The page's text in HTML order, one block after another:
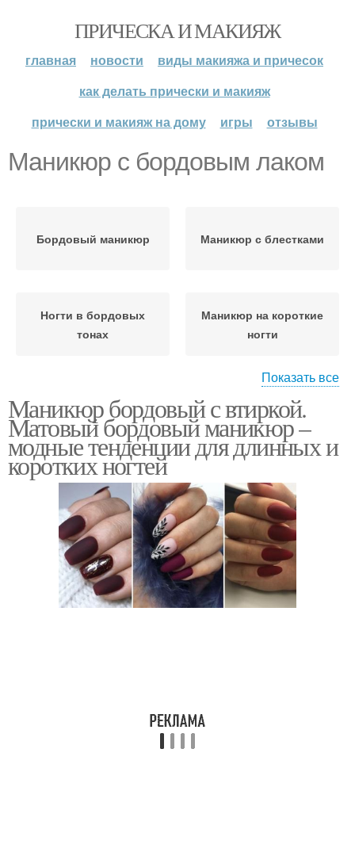
ПРИЧЕСКА И МАКИЯЖ
главная новости
виды макияжа и причесок
как делать прически и макияж
прически и макияж на дому
игры отзывы
Маникюр с бордовым лаком
Бордовый маникюр Маникюр с блестками
Ногти в бордовых
тонах
Маникюр на короткие
ногти
Рекомендации для
бордового маникюра
Маникюр со стразами
Модный маникюр
Показать все
Маникюр бордовый с втиркой.
Матовый бордовый маникюр –
модные тенденции для длинных и
коротких ногтей